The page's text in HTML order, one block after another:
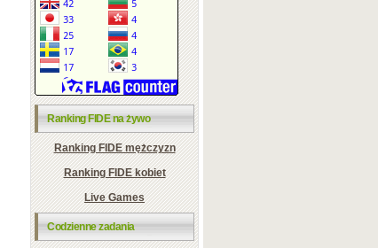
Ranking FIDE na żywo
Ranking FIDE mężczyzn
Ranking FIDE kobiet
Live Games
Codzienne zadania